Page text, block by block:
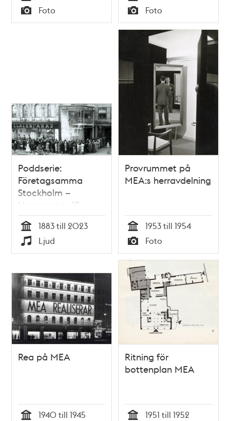
Tid
Typ
Foto Tid
Typ
Foto
Poddserie:
Företagsamma
Stockholm –
Hamngatan 15,
MEA
Tid
1883 till 2023
Typ
Ljud
Provrummet på
MEA:s herravdelning
Tid
1953 till 1954
Typ
Foto
Rea på MEA
1940 till 1945
Ritning för
bottenplan MEA
1951 till 1952